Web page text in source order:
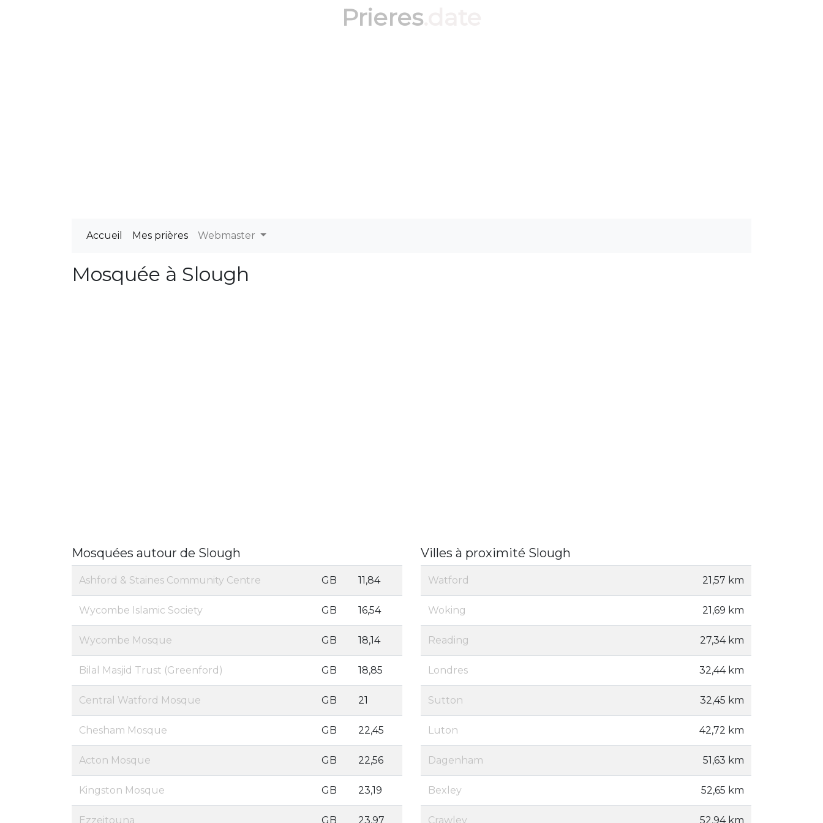
Prieres
Accueil Mes prières Webmaster
Mosquée à Slough
Mosquées autour de Slough
Ashford & Staines Community Centre GB 11,84
Wycombe Islamic Society GB 16,54
Wycombe Mosque GB 18,14
Bilal Masjid Trust (Greenford) GB 18,85
Central Watford Mosque GB 21
Chesham Mosque GB 22,45
Acton Mosque GB 22,56
Kingston Mosque GB 23,19
Ezzeitouna GB 23,97
Villes à proximité Slough
Watford 21,57 km
Woking 21,69 km
Reading 27,34 km
Londres 32,44 km
Sutton 32,45 km
Luton 42,72 km
Dagenham 51,63 km
Bexley 52,65 km
Crawley 52,94 km